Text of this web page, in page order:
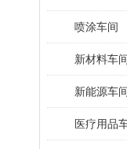
喷涂车间
新材料车
新能源车
医疗用品